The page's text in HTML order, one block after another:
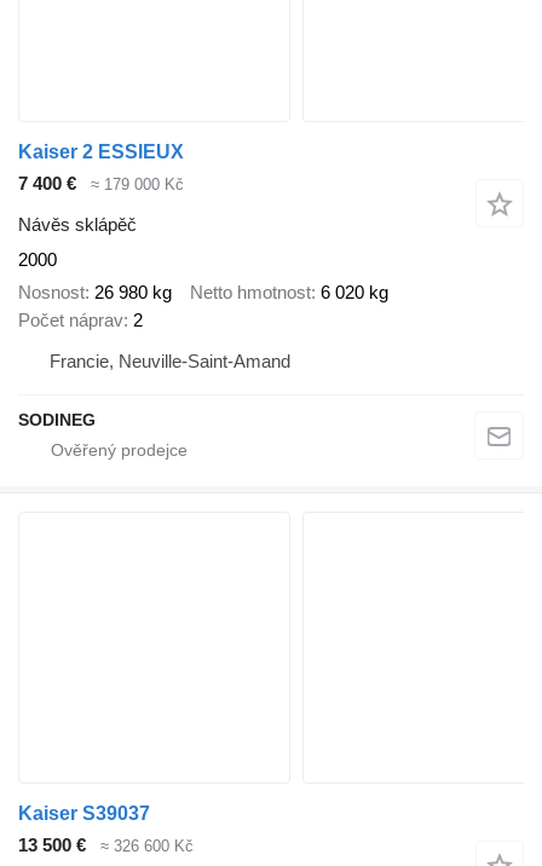
Kaiser 2 ESSIEUX
7 400 €
≈ 179 000 Kč
Návěs sklápěč
2000
Nosnost 26 980 kg Netto hmotnost 6 020 kg
Počet náprav 2
Francie, Neuville-Saint-Amand
SODINEG
Kaiser S39037
13 500 €
≈ 326 600 Kč